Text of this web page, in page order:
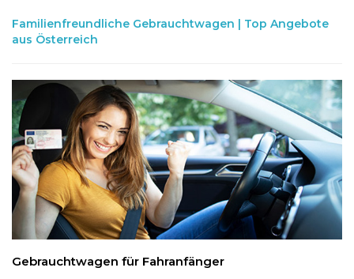
Familienfreundliche Gebrauchtwagen | Top Angebote
aus Österreich
Gebrauchtwagen für Fahranfänger